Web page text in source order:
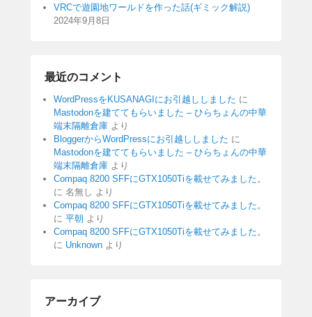
VRCで遊園地ワールドを作った話(ギミック解説)
2024年9月8日
最近のコメント
WordPressをKUSANAGIにお引越ししました に
Mastodonを建ててもらいました – ひらちょんの中華
端末隔離倉庫 より
BloggerからWordPressにお引越ししました に
Mastodonを建ててもらいました – ひらちょんの中華
端末隔離倉庫 より
Compaq 8200 SFFにGTX1050Tiを載せてみました。
に 名無し より
Compaq 8200 SFFにGTX1050Tiを載せてみました。
に 平朝 より
Compaq 8200 SFFにGTX1050Tiを載せてみました。
に Unknown より
アーカイブ